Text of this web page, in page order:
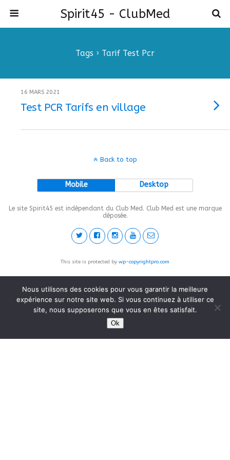
Spirit45 - ClubMed
Tags › Tarif Test Pcr
16 MARS 2021
Test PCR Tarifs en village
Back to top
Mobile Desktop
Le site Spirit45 est indépendant du Club Med. Club Med est une marque
déposée.
This site is protected by wp-copyrightpro.com
Nous utilisons des cookies pour vous garantir la meilleure
expérience sur notre site web. Si vous continuez à utiliser ce
site, nous supposerons que vous en êtes satisfait.
Ok